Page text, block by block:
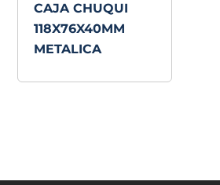
CAJA CHUQUI
118X76X40MM
METALICA